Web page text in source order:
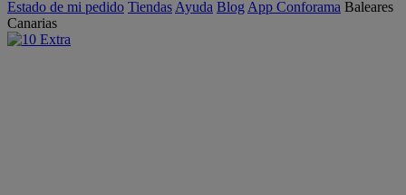
Estado de mi pedido Tiendas Ayuda Blog App Conforama Baleares
Canarias